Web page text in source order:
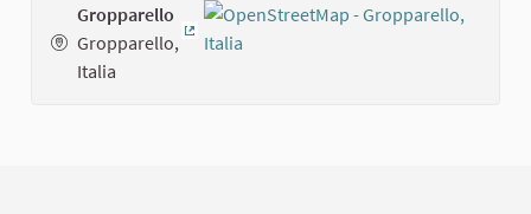
Gropparello
Gropparello,
Italia
(External link)